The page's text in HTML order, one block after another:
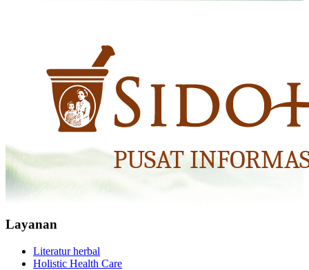
Layanan
Literatur herbal
Holistic Health Care